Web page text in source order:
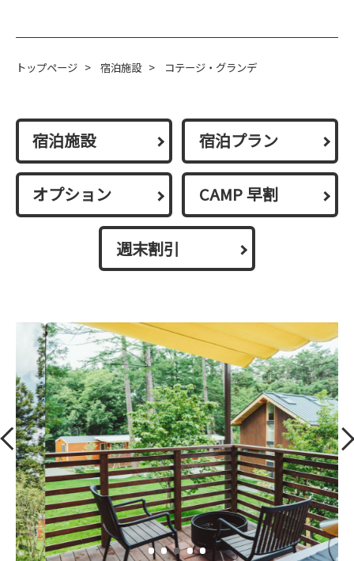
トップページ > 宿泊施設 > コテージ・グランデ
宿泊施設 宿泊プラン
オプション CAMP 早割
週末割引